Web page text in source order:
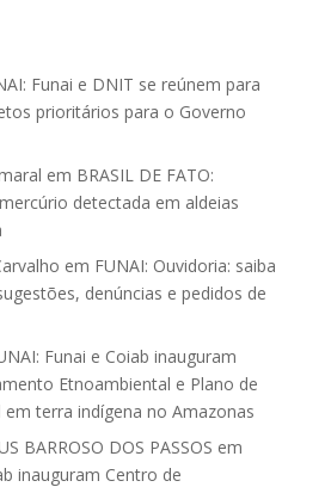
Funai e DNIT se reúnem para
prioritários para o Governo
em BRASIL DE FATO:
detectada em aldeias
em FUNAI: Ouvidoria: saiba
denúncias e pedidos de
Funai e Coiab inauguram
Etnoambiental e Plano de
terra indígena no Amazonas
BARROSO DOS PASSOS em
inauguram Centro de